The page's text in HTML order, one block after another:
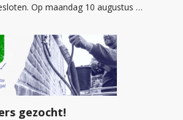
Op maandag 10 augustus …
gezocht!